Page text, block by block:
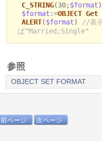
C_STRING(30;$format)
$format :=OBJECT
ALERT($format)
//表
ば"Married;Single"
参照
OBJECT SET FORMAT
前ページ 次ページ